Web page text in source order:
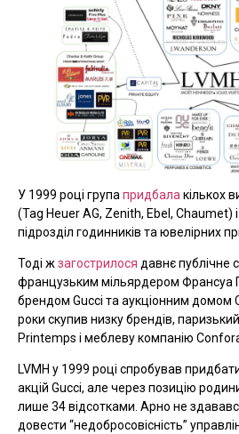
У 1999 році група придбала кількох
(Tag Heuer AG, Zenith, Ebel, Chaumet)
підрозділ годинників та ювелірних
Тоді жзагострилося давнє публічне
французьким мільярдером Франсуа
брендом Gucci та аукціонним домом
роки скупив низку брендів,
Printemps і меблеву компанію
LVMH у 1999 році спробував
акцій Gucci, але через позицію
лише 34 відсотками. Арно не
довести “недобросовісність”